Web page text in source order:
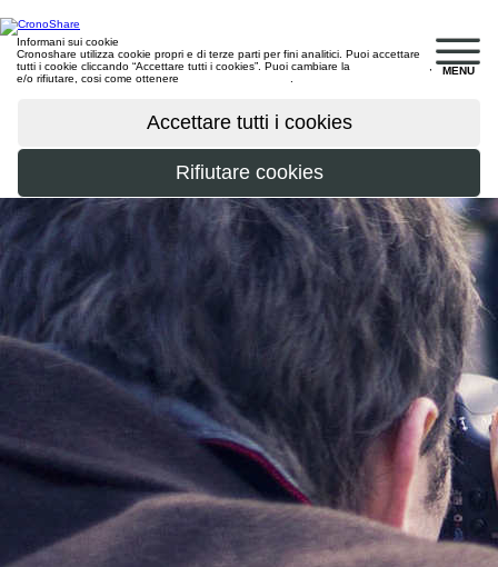
MENU
Informani sui cookie
Cronoshare utilizza cookie propri e di terze parti per fini analitici. Puoi accettare
tutti i cookie cliccando “Accettare tutti i cookies”. Puoi cambiare la
e/o rifiutare, cosi come ottenere